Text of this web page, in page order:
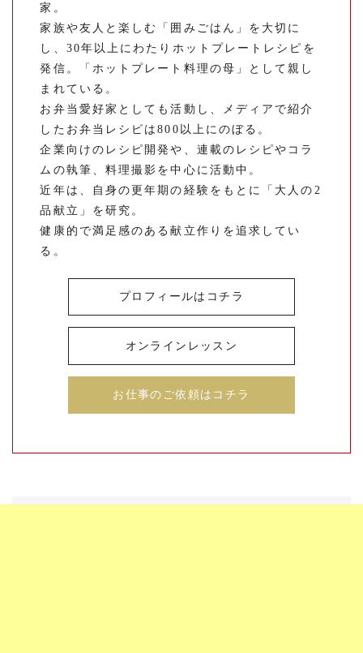
家。
家族や友人と楽しむ「囲みごはん」を大切に
し、30年以上にわたりホットプレートレシピを
発信。「ホットプレート料理の母」として親し
まれている。
お弁当愛好家としても活動し、メディアで紹介
したお弁当レシピは800以上にのぼる。
企業向けのレシピ開発や、連載のレシピやコラ
ムの執筆、料理撮影を中心に活動中。
近年は、自身の更年期の経験をもとに「大人の2
品献立」を研究。
健康的で満足感のある献立作りを追求してい
る。
プロフィールはコチラ
オンラインレッスン
お仕事のご依頼はコチラ